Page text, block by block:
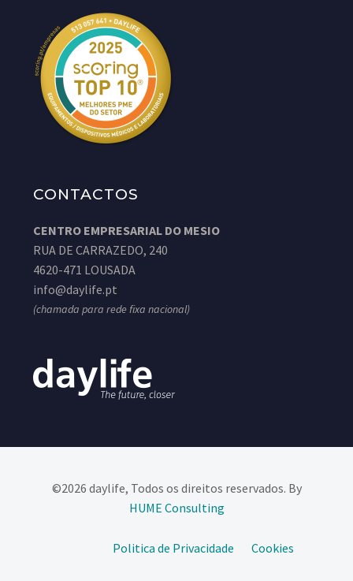
CONTACTOS
CENTRO EMPRESARIAL DO MESIO
RUA DE CARRAZEDO, 240
4620-471 LOUSADA
info@daylife.pt
(chamada para rede fixa nacional)
©2026 daylife, Todos os direitos reservados. By
HUME Consulting​
Politica de Privacidade Cookies